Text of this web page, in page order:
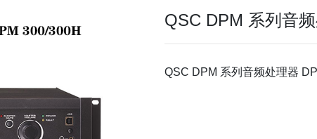
QSC DPM 系列音
QSC DPM 系列音频处理器